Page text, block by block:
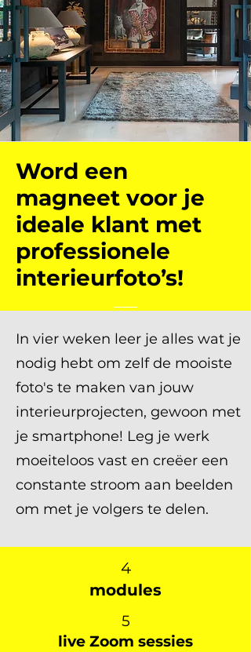
Word een
magneet voor je
ideale klant met
professionele
interieurfoto’s!
In vier weken leer je alles wat je
nodig hebt om zelf de mooiste
foto's te maken van jouw
interieurprojecten, gewoon met
je smartphone! Leg je werk
moeiteloos vast en creëer een
constante stroom aan beelden
om met je volgers te delen.​​​
4
modules
5
live Zoom sessies